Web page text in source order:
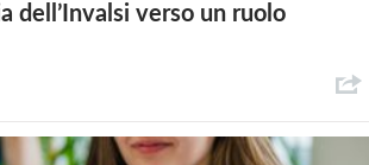
dell’Invalsi verso un ruolo